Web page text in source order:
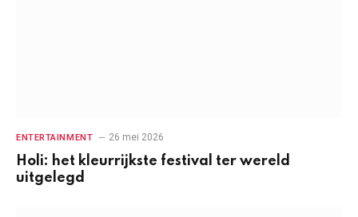
ENTERTAINMENT 26 mei 2026
Holi: het kleurrijkste festival ter wereld
uitgelegd